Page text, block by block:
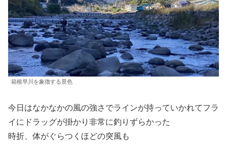
箱根早川を象徴する景色
今日はなかなかの風の強さでラインが持っていかれてフラ
イにドラッグが掛かり非常に釣りずらかった
時折、体がぐらつくほどの突風も